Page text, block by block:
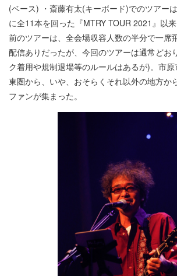
(ベース) ・斎藤有太(キーボード)でのツアー
に全11本を回った『MTRY TOUR 2021』以
前のツアーは、全会場収容人数の半分で一席
配信ありだったが、今回のツアーは通常どお
ク着用や規制退場等のルールはあるが)。市
東圏から、いや、おそらくそれ以外の地方か
ファンが集まった。